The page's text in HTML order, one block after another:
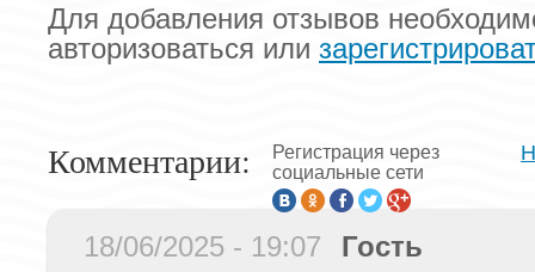
Для добавления отзывов
авторизоваться или
Комментарии:
Регистрация через
социальные сети
18/06/2025 - 19:07
Гость